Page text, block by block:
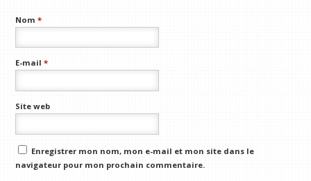
Nom*
E-mail*
Site web
Enregistrer mon nom, mon e-mail et mon site dans le
navigateur pour mon prochain commentaire.